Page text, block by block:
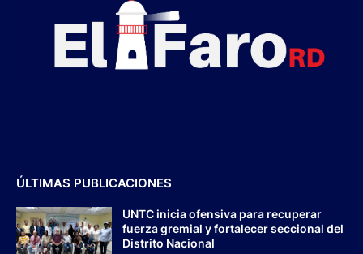
ÚLTIMAS PUBLICACIONES
UNTC inicia ofensiva para recuperar
fuerza gremial y fortalecer seccional del
Distrito Nacional